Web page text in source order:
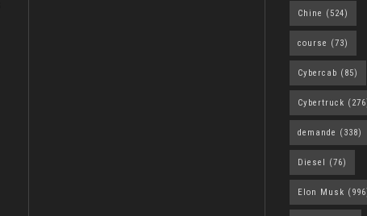
Chine (524)
course (73)
Cybercab (85)
Cybertruck
demande (338)
Diesel (76)
Elon Musk